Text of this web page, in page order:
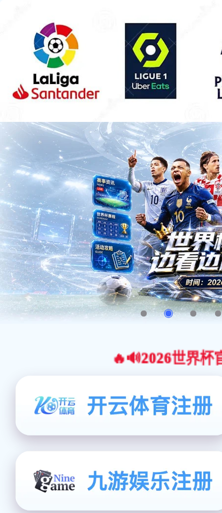
🔥🔊2026世界杯官网合